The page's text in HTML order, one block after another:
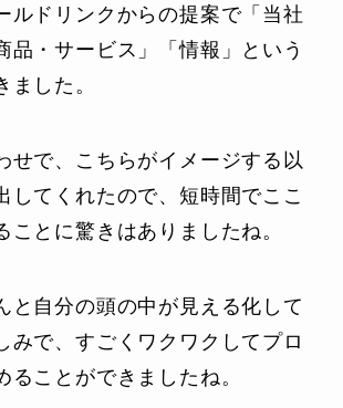
ルドリンクからの提案で「当社
品・サービス」「情報」という
した。
せで、こちらがイメージする以
してくれたので、短時間でここ
ことに驚きはありましたね。
と自分の頭の中が見える化して
みで、すごくワクワクしてプロ
ることができましたね。